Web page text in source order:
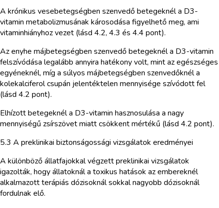
A krónikus vesebetegségben szenvedő betegeknél a D3-
vitamin metabolizmusának károsodása figyelhető meg, ami
vitaminhiányhoz vezet (lásd 4.2, 4.3 és 4.4 pont).
Az enyhe májbetegségben szenvedő betegeknél a D3-vitamin
felszívódása legalább annyira hatékony volt, mint az egészséges
egyéneknél, míg a súlyos májbetegségben szenvedőknél a
kolekalciferol csupán jelentéktelen mennyisége szívódott fel
(lásd 4.2 pont).
Elhízott betegeknél a D3-vitamin hasznosulása a nagy
mennyiségű zsírszövet miatt csökkent mértékű (lásd 4.2 pont).
5.3 A preklinikai biztonságossági vizsgálatok eredményei
A különböző állatfajokkal végzett preklinikai vizsgálatok
igazolták, hogy állatoknál a toxikus hatások az embereknél
alkalmazott terápiás dózisoknál sokkal nagyobb dózisoknál
fordulnak elő.